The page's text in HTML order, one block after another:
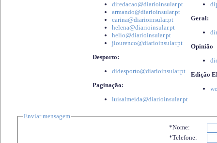
diredacao@diarioinsular.pt
armando@diarioinsular.pt
carina@diarioinsular.pt
helena@diarioinsular.pt
helio@diarioinsular.pt
jlourenco@diarioinsular.pt
Desporto:
didesporto@diarioinsular.pt
Paginação:
luisalmeida@diarioinsular.pt
Geral:
Opinião
Edição
Enviar mensagem
*Nome:
*Telefone: